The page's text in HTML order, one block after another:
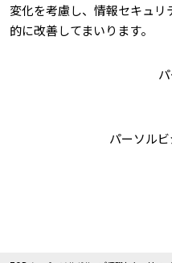
変化を考慮し、情報セキュ
的に改善してまいります。
パーソル